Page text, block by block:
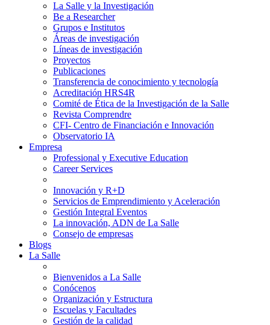
La Salle y la Investigación
Be a Researcher
Grupos e Institutos
Áreas de investigación
Líneas de investigación
Proyectos
Publicaciones
Transferencia de conocimiento y tecnología
Acreditación HRS4R
Comité de Ética de la Investigación de la Salle
Revista Comprendre
CFI- Centro de Financiación e Innovación
Observatorio IA
Empresa
Professional y Executive Education
Career Services
Innovación y R+D
Servicios de Emprendimiento y Aceleración
Gestión Integral Eventos
La innovación, ADN de La Salle
Consejo de empresas
Blogs
La Salle
Bienvenidos a La Salle
Conócenos
Organización y Estructura
Escuelas y Facultades
Gestión de la calidad